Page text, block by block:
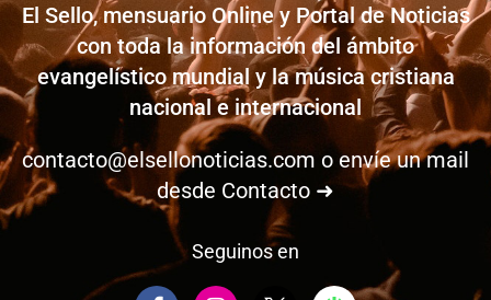
El Sello, mensuario Online y Portal de Noticias
con toda la información del ámbito
evangelístico mundial y la música cristiana
nacional e internacional
contacto@elsellonoticias.com o envíe un mail
desde Contacto ➜
Seguinos en